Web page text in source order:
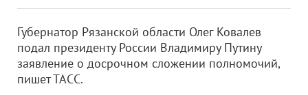
Губернатор Рязанской области Олег Ковалев
подал президенту России Владимиру Путину
заявление о досрочном сложении полномочий,
пишет ТАСС.